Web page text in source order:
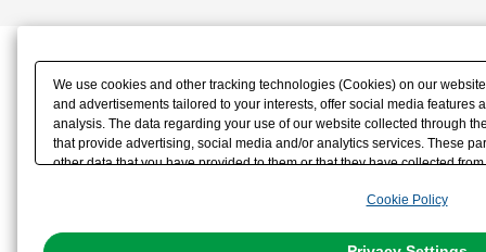
We use cookies and other tracking technologies (Cookies) on our
and advertisements tailored to your interests, offer social media features
analysis. The data regarding your use of our website collected through
that provide advertising, social media and/or analytics services. These
other data that you have provided to them or that they have collected
the use of all Cookies except for Strictly Necessary Cookies, please
You can change your consent or rejection settings at any time via
Cookie Policy